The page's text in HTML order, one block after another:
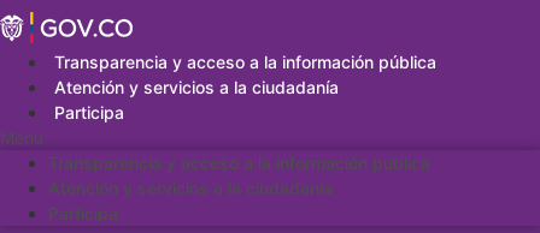
Saltar
al
contenidoTransparencia y acceso a la información pública
Atención y servicios a la ciudadanía
Participa
Menu
Transparencia y acceso a la información pública
Atención y servicios a la ciudadanía
Participa